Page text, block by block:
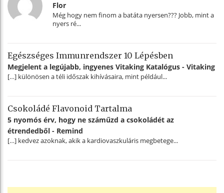
Flor
Még hogy nem finom a batáta nyersen??? Jobb, mint a
nyers ré...
Egészséges Immunrendszer 10 Lépésben
Megjelent a legújabb, ingyenes Vitaking Katalógus - Vitaking
[…] különösen a téli időszak kihívásaira, mint például...
Csokoládé Flavonoid Tartalma
5 nyomós érv, hogy ne száműzd a csokoládét az
étrendedből - Remind
[…] kedvez azoknak, akik a kardiovaszkuláris megbetege...